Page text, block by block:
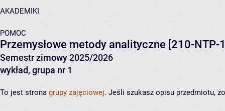
AKADEMIKI
POMOC
Przemysłowe metody analityczne [210-NTP-
Semestr zimowy 2025/2026
wykład, grupa nr 1
To jest strona grupy zajęciowej. Jeśli szukasz opisu przedmiotu,